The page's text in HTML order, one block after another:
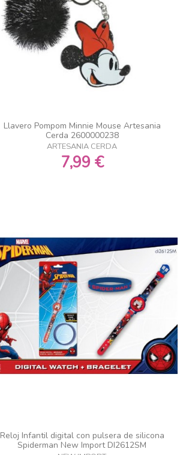
Llavero Pompom Minnie Mouse Artesania
Cerda 2600000238
ARTESANIA CERDA
7,99 €
Reloj Infantil digital con pulsera de silicona
Spiderman New Import DI2612SM